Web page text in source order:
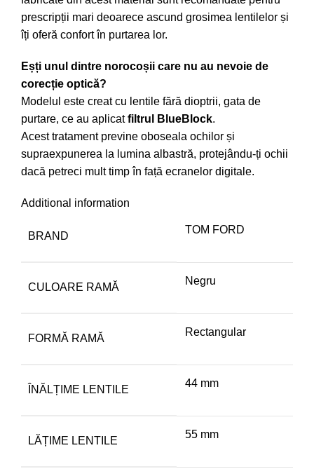
prescripții mari deoarece ascund grosimea lentilelor și
îți oferă confort în purtarea lor.
Eșți unul dintre norocoșii care nu au nevoie de
corecție optică?
Modelul este creat cu lentile fără dioptrii, gata de
purtare, ce au aplicatfiltrul BlueBlock.
Acest tratament previne oboseala ochilor și
supraexpunerea la lumina albastră, protejându-ți ochii
dacă petreci mult timp în față ecranelor digitale.
Additional information
BRAND
TOM FORD
CULOARE RAMĂ
Negru
FORMĂ RAMĂ
Rectangular
ÎNĂLȚIME LENTILE
44 mm
LĂȚIME LENTILE
55 mm